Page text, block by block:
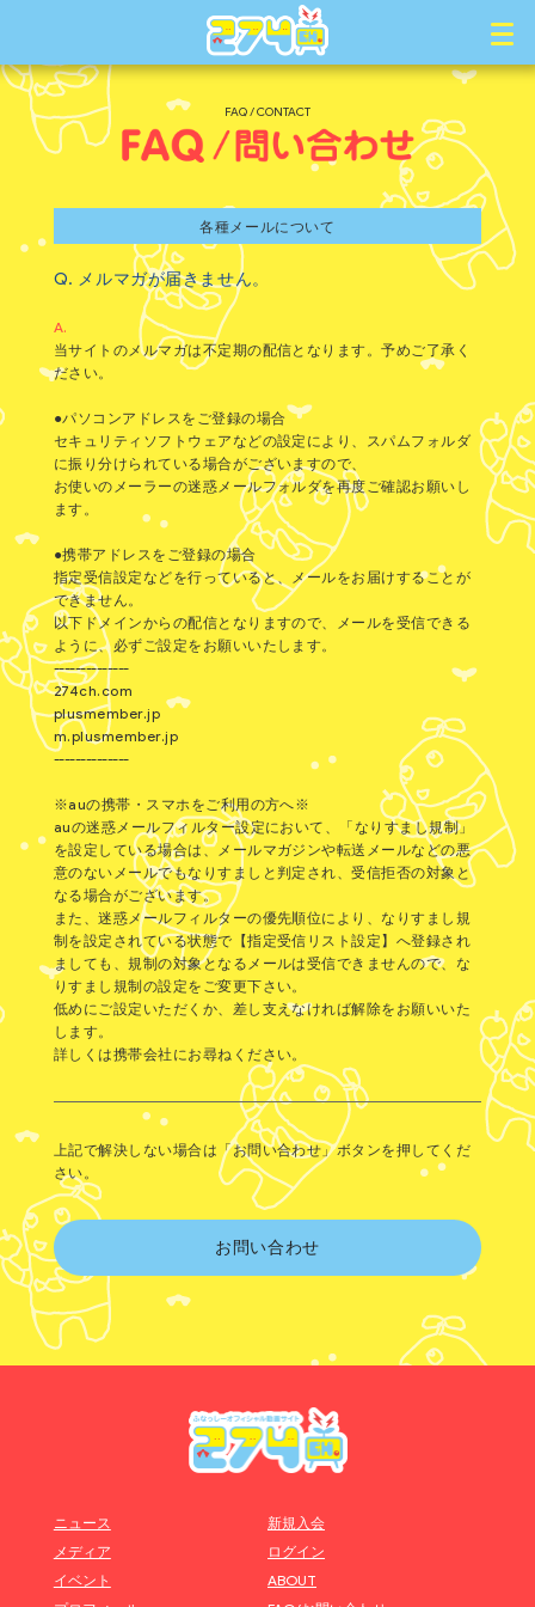
FAQ / CONTACT
各種メールについて
Q. メルマガが届きません。
A.
当サイトのメルマガは不定期の配信となります。予めご了承く
ださい。
●パソコンアドレスをご登録の場合
セキュリティソフトウェアなどの設定により、スパムフォルダ
に振り分けられている場合がございますので、
お使いのメーラーの迷惑メールフォルダを再度ご確認お願いし
ます。
●携帯アドレスをご登録の場合
指定受信設定などを行っていると、メールをお届けすることが
できません。
以下ドメインからの配信となりますので、メールを受信できる
ように、必ずご設定をお願いいたします。
--------------
274ch.com
plusmember.jp
m.plusmember.jp
--------------
※auの携帯・スマホをご利用の方へ※
auの迷惑メールフィルター設定において、「なりすまし規制」
を設定している場合は、メールマガジンや転送メールなどの悪
意のないメールでもなりすましと判定され、受信拒否の対象と
なる場合がございます。
また、迷惑メールフィルターの優先順位により、なりすまし規
制を設定されている状態で【指定受信リスト設定】へ登録され
ましても、規制の対象となるメールは受信できませんので、な
りすまし規制の設定をご変更下さい。
低めにご設定いただくか、差し支えなければ解除をお願いいた
します。
詳しくは携帯会社にお尋ねください。
上記で解決しない場合は「お問い合わせ」ボタンを押してくだ
さい。
お問い合わせ
ニュース
メディア
イベント
新規入会
ログイン
ABOUT